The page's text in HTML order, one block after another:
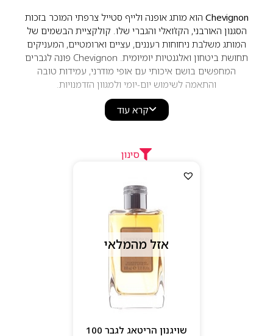
Chevignonהוא מותג אופנה ולייף סטייל צרפתי המוכר בזכות
הסגנון האורבני, הקז’ואלי והגברי שלו. קולקציית הבשמים של
המותג משלבת ניחוחות רעננים, עציים וארומטיים, המעניקים
תחושת ביטחון ואלגנטיות יומיומית. Chevignon פונה לגברים
המחפשים בושם איכותי עם אופי מודרני, עמידות טובה
והתאמה לשימוש יום-יומי ולמגוון הזדמנויות.
קרא עוד
סינון
אזל מהמלאי
שויגנון הריטאג לגבר 100